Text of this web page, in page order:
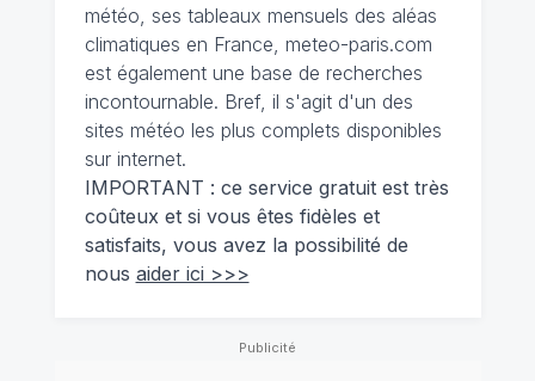
météo, ses tableaux mensuels des aléas
climatiques en France, meteo-paris.com
est également une base de recherches
incontournable. Bref, il s'agit d'un des
sites météo les plus complets disponibles
sur internet.
IMPORTANT : ce service gratuit est très
coûteux et si vous êtes fidèles et
satisfaits, vous avez la possibilité de
nous aider ici >>>